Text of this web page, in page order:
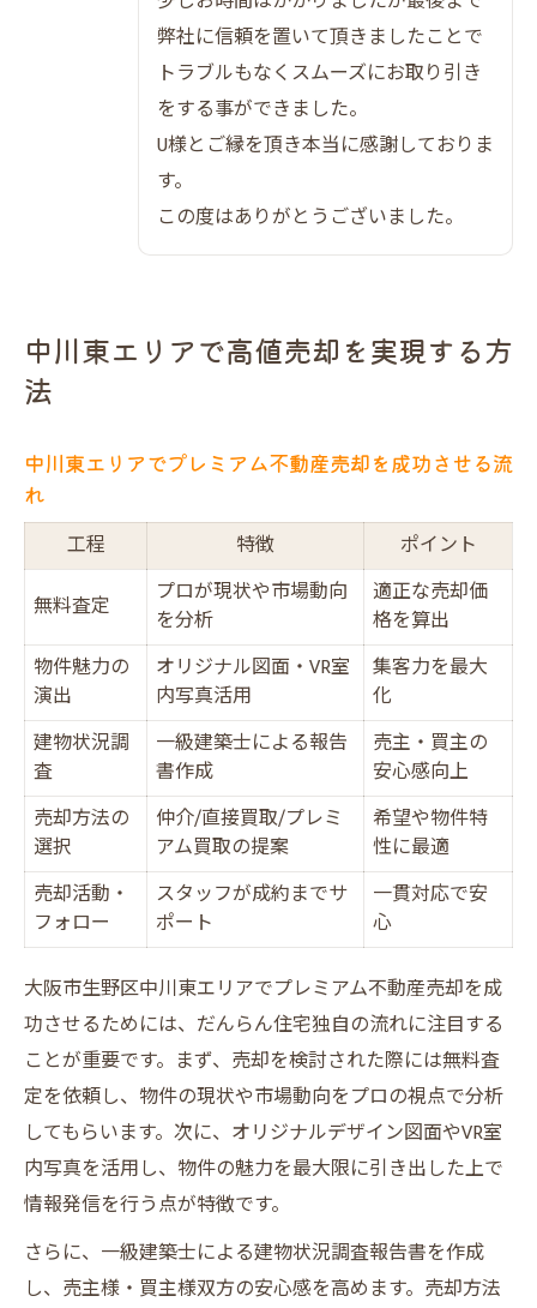
高評価の集客力で売主も買主も満足できる理由
オリジナル図面が集客に与える影響とは
プレミアム不動産売却の集客力徹底比較
VR室内写真が買主の心を動かす理由
口コミで広がる集客力の秘密を解説
却
トラブル回避につながる成功ポイント
売主が語るプレミアム売却の魅力
オリジナル図面活用で差がつく売却術
図面活用でプレミアム不動産売却が変わる
オリジナルデザイン図面の効果比較表
図面作成で集客力がアップする理由
独自図面が買主の心に響くポイント
売却成約率を高める図面の工夫
弊社に信頼を置いて頂きましたことで
トラブルもなくスムーズにお取り引き
をする事ができました。
U様とご縁を頂き本当に感謝しておりま
す。
この度はありがとうございました。
中川東エリアで高値売却を実現する方
法
中川東エリアでプレミアム不動産売却を成功させる流
れ
工程 特徴
ポイント
無料査定
プロが現状や市場動向
を分析
適正な売却価
格を算出
物件魅力の
演出
オリジナル図面・VR室
内写真活用
集客力を最大
化
建物状況調
査
一級建築士による報告
書作成
売主・買主の
安心感向上
売却方法の
選択
仲介/直接買取/プレミ
アム買取の提案
希望や物件特
性に最適
売却活動・
フォロー
スタッフが成約までサ
ポート
一貫対応で安
心
大阪市生野区中川東エリアでプレミアム不動産売却を成
功させるためには、だんらん住宅独自の流れに注目する
ことが重要です。まず、売却を検討された際には無料査
定を依頼し、物件の現状や市場動向をプロの視点で分析
してもらいます。次に、オリジナルデザイン図面やVR室
内写真を活用し、物件の魅力を最大限に引き出した上で
情報発信を行う点が特徴です。
さらに、一級建築士による建物状況調査報告書を作成
し、売主様・買主様双方の安心感を高めます。売却方法